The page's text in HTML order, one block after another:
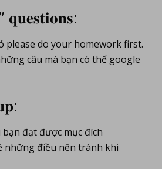
please do your homework first.
câu mà bạn có thể google
đạt được mục đích